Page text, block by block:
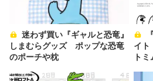
しまむらグッズ ポップな恐竜
のポーチや枕
イト
ト